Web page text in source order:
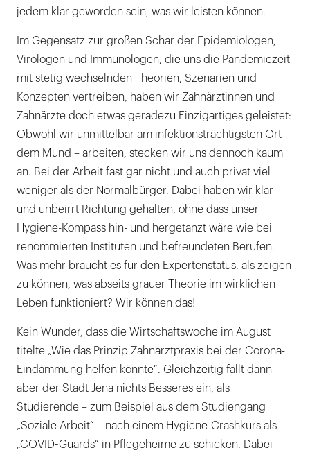
jedem klar geworden sein, was wir leisten können.
Im Gegensatz zur großen Schar der Epidemiologen,
Virologen und Immunologen, die uns die Pandemiezeit
mit stetig wechselnden Theorien, Szenarien und
Konzepten vertreiben, haben wir Zahnärztinnen und
Zahnärzte doch etwas geradezu Einzigartiges geleistet:
Obwohl wir unmittelbar am infektionsträchtigsten Ort –
dem Mund – arbeiten, stecken wir uns dennoch kaum
an. Bei der Arbeit fast gar nicht und auch privat viel
weniger als der Normalbürger. Dabei haben wir klar
und unbeirrt Richtung gehalten, ohne dass unser
Hygiene-Kompass hin- und hergetanzt wäre wie bei
renommierten Instituten und befreundeten Berufen.
Was mehr braucht es für den Expertenstatus, als zeigen
zu können, was abseits grauer Theorie im wirklichen
Leben funktioniert? Wir können das!
Kein Wunder, dass die Wirtschaftswoche im August
titelte „Wie das Prinzip Zahnarztpraxis bei der Corona-
Eindämmung helfen könnte“. Gleichzeitig fällt dann
aber der Stadt Jena nichts Besseres ein, als
Studierende – zum Beispiel aus dem Studiengang
„Soziale Arbeit“ – nach einem Hygiene-Crashkurs als
„COVID-Guards“ in Pflegeheime zu schicken. Dabei